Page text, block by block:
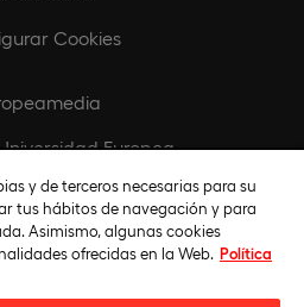
Cookies
Europea
y de terceros necesarias para su
tus hábitos de navegación y para
Asimismo, algunas cookies
ofrecidas en la Web. Política